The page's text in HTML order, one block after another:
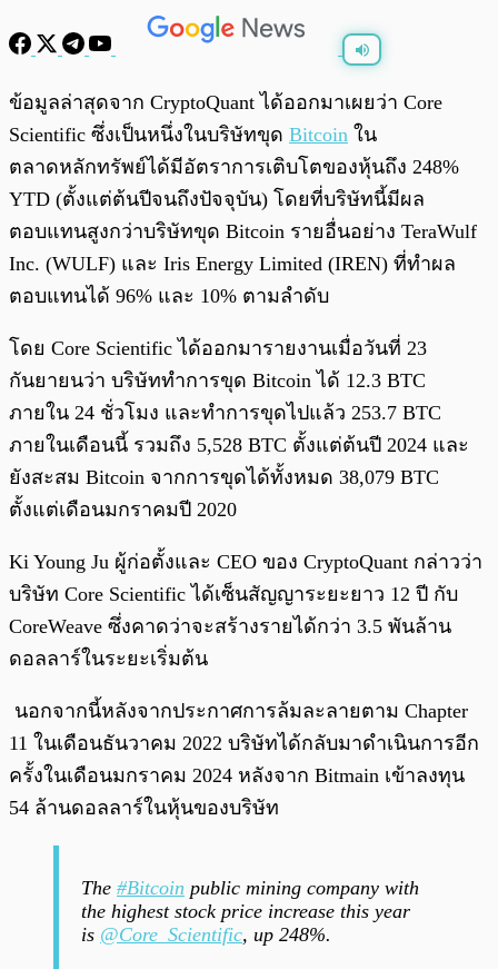
พร้อมเล่น 0:00
ข้อมูลล่าสุดจาก CryptoQuant ได้ออกมาเผยว่า Core
Scientific ซึ่งเป็นหนึ่งในบริษัทขุด Bitcoin ใน
ตลาดหลักทรัพย์ได้มีอัตราการเติบโตของหุ้นถึง 248%
YTD (ตั้งแต่ต้นปีจนถึงปัจจุบัน) โดยที่บริษัทนี้มีผล
ตอบแทนสูงกว่าบริษัทขุด Bitcoin รายอื่นอย่าง TeraWulf
Inc. (WULF) และ Iris Energy Limited (IREN) ที่ทำผล
ตอบแทนได้ 96% และ 10% ตามลำดับ
โดย Core Scientific ได้ออกมารายงานเมื่อวันที่ 23
กันยายนว่า บริษัททำการขุด Bitcoin ได้ 12.3 BTC
ภายใน 24 ชั่วโมง และทำการขุดไปแล้ว 253.7 BTC
ภายในเดือนนี้ รวมถึง 5,528 BTC ตั้งแต่ต้นปี 2024 และ
ยังสะสม Bitcoin จากการขุดได้ทั้งหมด 38,079 BTC
ตั้งแต่เดือนมกราคมปี 2020
Ki Young Ju ผู้ก่อตั้งและ CEO ของ CryptoQuant กล่าวว่า
บริษัท Core Scientific ได้เซ็นสัญญาระยะยาว 12 ปี กับ
CoreWeave ซึ่งคาดว่าจะสร้างรายได้กว่า 3.5 พันล้าน
ดอลลาร์ในระยะเริ่มต้น
นอกจากนี้หลังจากประกาศการล้มละลายตาม Chapter
11 ในเดือนธันวาคม 2022 บริษัทได้กลับมาดำเนินการอีก
ครั้งในเดือนมกราคม 2024 หลังจาก Bitmain เข้าลงทุน
54 ล้านดอลลาร์ในหุ้นของบริษัท
The #Bitcoin public mining company with
the highest stock price increase this year
is @Core_Scientific, up 248%.